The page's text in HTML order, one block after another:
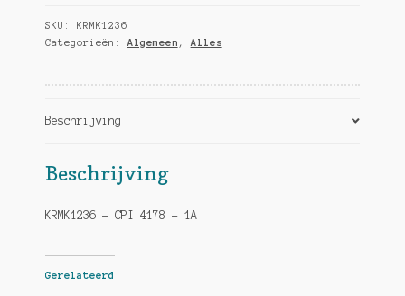
SKU: KRMK1236
Categorieën: Algemeen , Alles
Beschrijving
Beschrijving
KRMK1236 – CPI 4178 – 1A
Gerelateerd